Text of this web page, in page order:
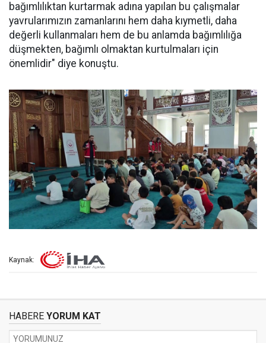
bağımlılıktan kurtarmak adına yapılan bu çalışmalar
yavrularımızın zamanlarını hem daha kıymetli, daha
değerli kullanmaları hem de bu anlamda bağımlılığa
düşmekten, bağımlı olmaktan kurtulmaları için
önemlidir" diye konuştu.
Kaynak:
HABERE YORUM KAT